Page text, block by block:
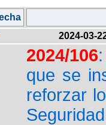
2024-03-
2024/106
que se
reforzar